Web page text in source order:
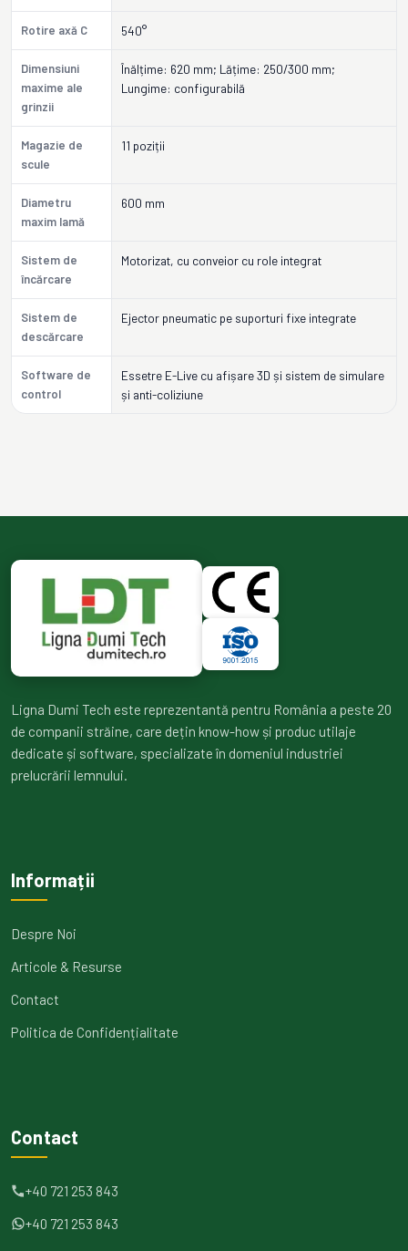
Rotire axă C 540°
Dimensiuni
maxime ale
grinzii
Înălțime: 620 mm; Lățime: 250/300 mm;
Lungime: configurabilă
Magazie de
scule
11 poziții
Diametru
maxim lamă
600 mm
Sistem de
încărcare
Motorizat, cu conveior cu role integrat
Sistem de
descărcare
Ejector pneumatic pe suporturi fixe integrate
Software de
control
Essetre E-Live cu afișare 3D și sistem de simulare
și anti-coliziune
Ligna Dumi Tech este reprezentantă pentru România a peste 20
de companii străine, care dețin know-how și produc utilaje
dedicate și software, specializate în domeniul industriei
prelucrării lemnului.
Informații
Despre Noi
Articole & Resurse
Contact
Politica de Confidențialitate
Contact
+40 721 253 843
+40 721 253 843